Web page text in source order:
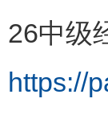
26中级
https://